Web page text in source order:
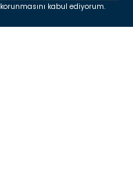
korunmasını kabul ediyorum.